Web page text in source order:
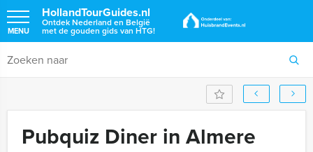
HollandTourGuides.nl
Ontdek Nederland en België
met de gouden gids van HTG!
MENU
Pubquiz Diner in Almere